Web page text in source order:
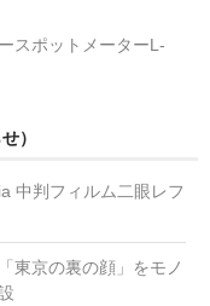
スポットメーターL-
）
中判フィルム二眼レフ
東京の裏の顔」をモノ